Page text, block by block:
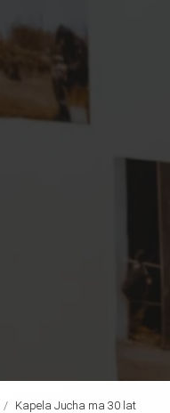
Kapela Jucha ma 30 lat